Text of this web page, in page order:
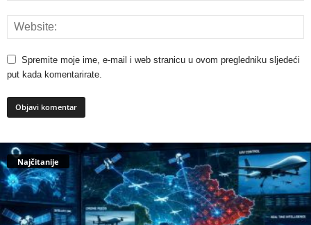
Spremite moje ime, e-mail i web stranicu u ovom pregledniku sljedeći
put kada komentarirate.
Najčitanije